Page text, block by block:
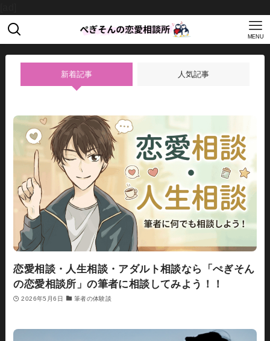
MENU
新着記事 人気記事
恋愛相談・人生相談・アダルト相談なら「ぺぎそん
の恋愛相談所」の筆者に相談してみよう！！
2026年5月6日 筆者の体験談